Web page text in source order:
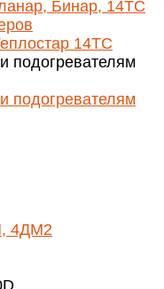
Бинар, 14ТС
14ТС
подогревателям
подогревателям
4ДМ2